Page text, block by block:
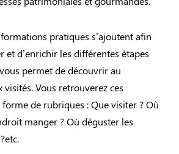
pratiques s’ajoutent afin
et d’enrichir les différentes étapes
permet de découvrir au
Vous retrouverez ces
de rubriques : Que visiter ? Où
manger ? Où déguster les